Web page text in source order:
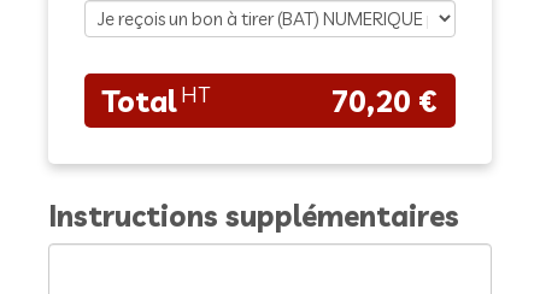
70,20 €
Instructions supplémentaires